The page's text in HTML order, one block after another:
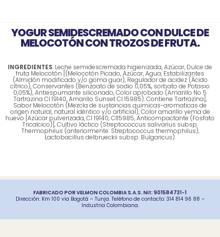
YOGUR SEMIDESCREMADO CON DULCE DE
MELOCOTÓN CON TROZOS DE FRUTA.
INGREDIENTES: Leche semidescremada higienizada, Azúcar, Dulce de
fruta Melocotón [(Melocotón Picado, Azúcar, Agua, Estabilizantes
(Almidón modificado y/o goma guar), Regulador de acidez (Ácido
cítrico), Conservantes (Benzoato de sodio 0,05%, sorbato de Potasio
0,05%), Antiespumante siliconado, Color aprobado (Amarillo No 5
Tartrazina CI 19140, Amarillo Sunset CI 15985). Contiene Tartrazina],
Sabor Melocotón (Mezcla de sustancias quimicas-aromaticas de
origen natural, natural idéntico y/o artificial), Color amarillo yema de
huevo [Azúcar pulverizada, Cl 19140, Cl15985, Anticompactante (Fosfato
Tricalcico)], Cultivo láctico (Streptococcus salivarius subsp.
Thermophilus (anteriormente: Streptococcus thermophilus),
Lactobacillus delbrueckii subsp. Bulgaricus).
FABRICADO POR VELMON COLOMBIA S.A.S. Nit: 901584731-1
Dirección: Km 100 vía Bogotá – Tunja. Teléfono de contacto: 314 814 96 88 –
Industria Colombiana.